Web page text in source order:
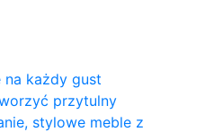
każdy gust
przytulny
stylowe meble z